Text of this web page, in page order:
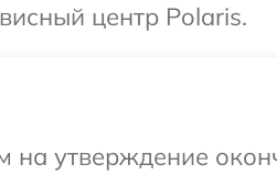
центр Polaris.
утверждение